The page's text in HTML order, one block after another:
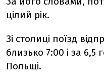
цілий рік.
Зі столиці поїзд
близько 7:00 і за
Польщі.